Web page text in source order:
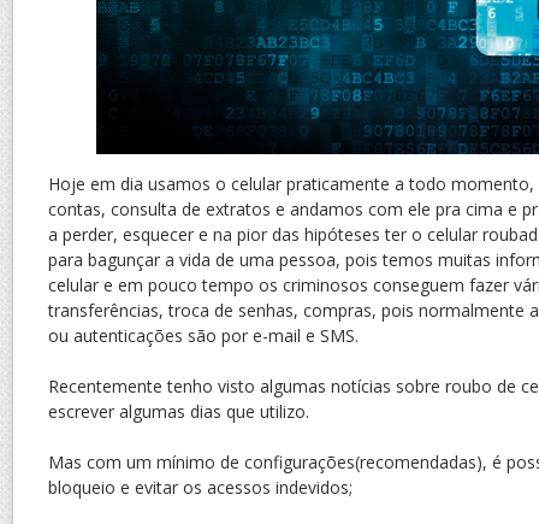
Hoje em dia usamos o celular praticamente a todo
contas, consulta de extratos e andamos com ele pra cima e
a perder, esquecer e na pior das hipóteses ter o celular
para bagunçar a vida de uma pessoa, pois temos muitas
celular e em pouco tempo os criminosos conseguem fazer
transferências, troca de senhas, compras, pois normalmente
ou autenticações são por e-mail e SMS.
Recentemente tenho visto algumas notícias sobre roubo de
escrever algumas dias que utilizo.
Mas com um mínimo de configurações(recomendadas), é
bloqueio e evitar os acessos indevidos;